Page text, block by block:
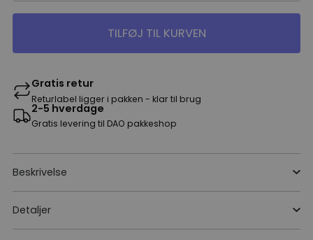
TILFØJ TIL KURVEN
Gratis retur
Returlabel ligger i pakken - klar til brug
2-5 hverdage
Gratis levering til DAO pakkeshop
Beskrivelse
Detaljer